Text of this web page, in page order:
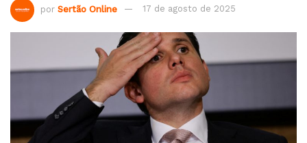
por Sertão Online 17 de agosto de 2025